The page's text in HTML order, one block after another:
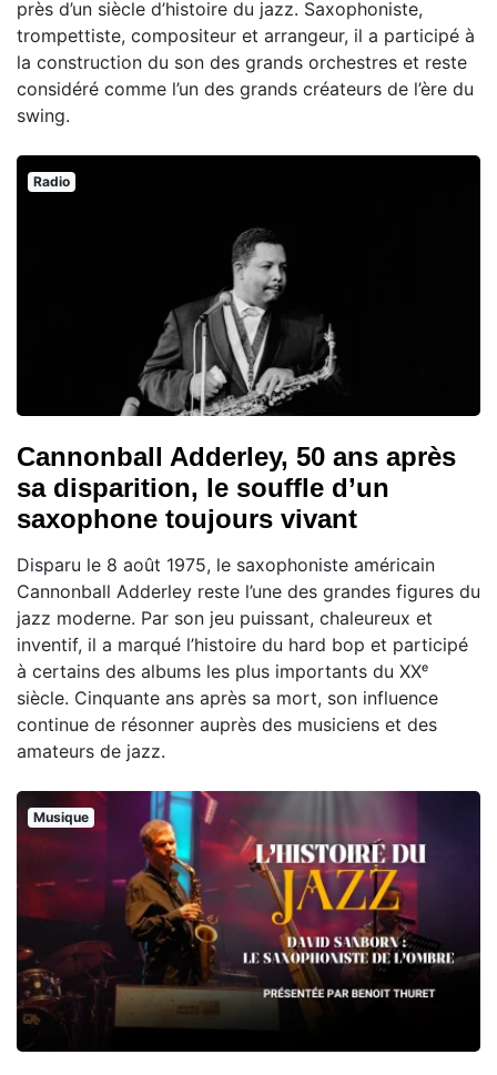
près d’un siècle d’histoire du jazz. Saxophoniste,
trompettiste, compositeur et arrangeur, il a participé à
la construction du son des grands orchestres et reste
considéré comme l’un des grands créateurs de l’ère du
swing.
Radio
Cannonball Adderley, 50 ans après
sa disparition, le souffle d’un
saxophone toujours vivant
Disparu le 8 août 1975, le saxophoniste américain
Cannonball Adderley reste l’une des grandes figures du
jazz moderne. Par son jeu puissant, chaleureux et
inventif, il a marqué l’histoire du hard bop et participé
à certains des albums les plus importants du XXᵉ
siècle. Cinquante ans après sa mort, son influence
continue de résonner auprès des musiciens et des
amateurs de jazz.
Musique